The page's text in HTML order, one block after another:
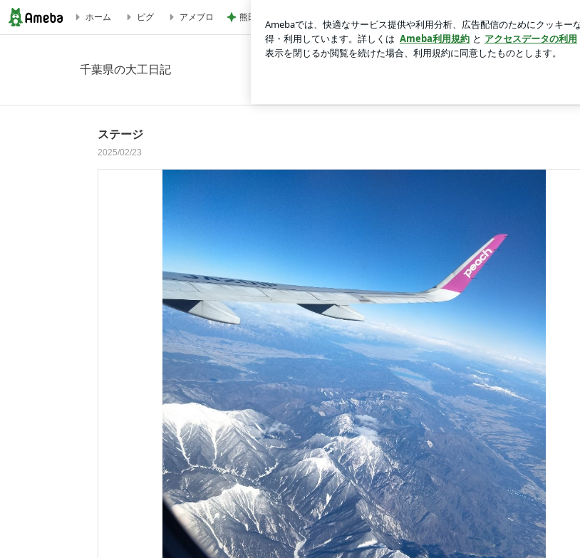
ホーム ピグ アメブロ 熊田曜子娘達と作った手料理披露
千葉県の大工日記
ステージ
2025/02/23